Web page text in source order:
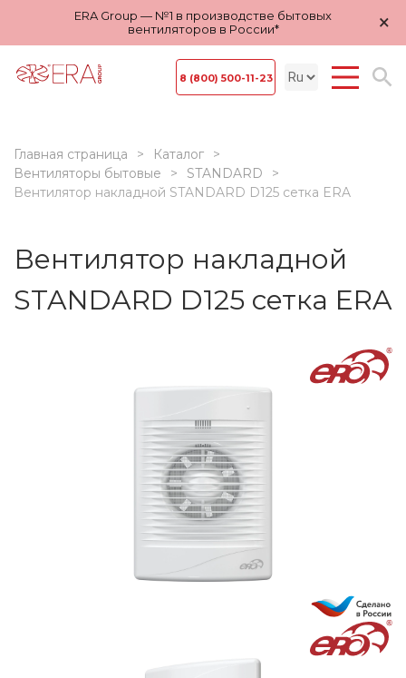
ERA Group — №1 в производстве бытовых
вентиляторов в России*
×
8 (800) 500-11-23
Главная страница
Каталог
Вентиляторы бытовые
STANDARD
Вентилятор накладной STANDARD D125 сетка ERA
Вентилятор накладной
STANDARD D125 сетка ERA